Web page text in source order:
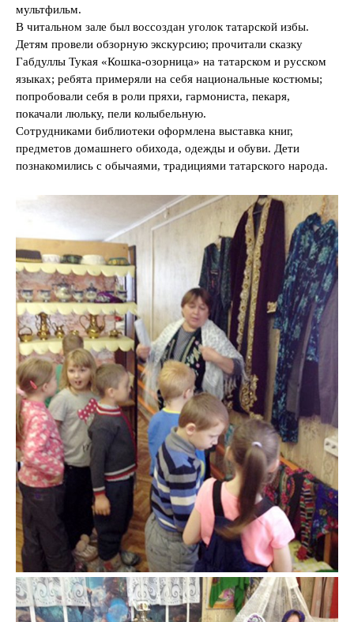
мультфильм.
В читальном зале был воссоздан уголок татарской избы.
Детям провели обзорную экскурсию; прочитали сказку
Габдуллы Тукая «Кошка-озорница» на татарском и русском
языках; ребята примеряли на себя национальные костюмы;
попробовали себя в роли пряхи, гармониста, пекаря,
покачали люльку, пели колыбельную.
Сотрудниками библиотеки оформлена выставка книг,
предметов домашнего обихода, одежды и обуви. Дети
познакомились с обычаями, традициями татарского народа.